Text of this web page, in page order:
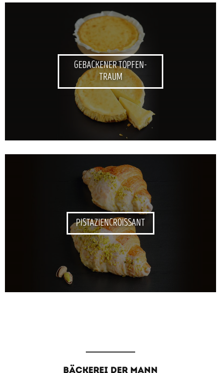
GEBACKENER TOPFEN-
TRAUM
PISTAZIENCROISSANT
BÄCKEREI DER MANN